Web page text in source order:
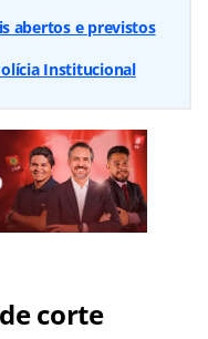
abertos e previstos
Institucional
corte